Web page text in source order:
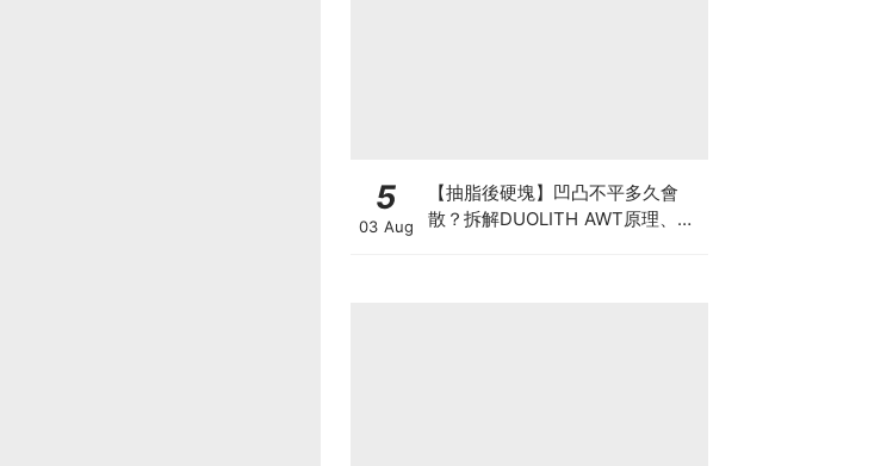
5
03 Aug
【抽脂後硬塊】凹凸不平多久會
散？拆解DUOLITH AWT原理、按